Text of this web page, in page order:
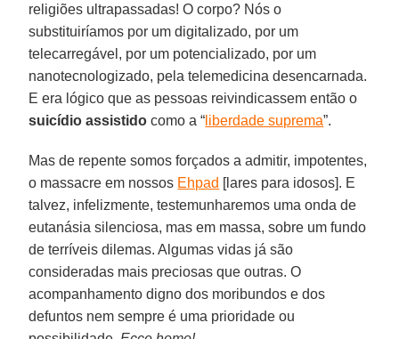
religiões ultrapassadas! O corpo? Nós o
substituiríamos por um digitalizado, por um
telecarregável, por um potencializado, por um
nanotecnologizado, pela telemedicina desencarnada.
E era lógico que as pessoas reivindicassem então o
suicídio assistido como a “ liberdade suprema”.
Mas de repente somos forçados a admitir, impotentes,
o massacre em nossos Ehpad [lares para idosos]. E
talvez, infelizmente, testemunharemos uma onda de
eutanásia silenciosa, mas em massa, sobre um fundo
de terríveis dilemas. Algumas vidas já são
consideradas mais preciosas que outras. O
acompanhamento digno dos moribundos e dos
defuntos nem sempre é uma prioridade ou